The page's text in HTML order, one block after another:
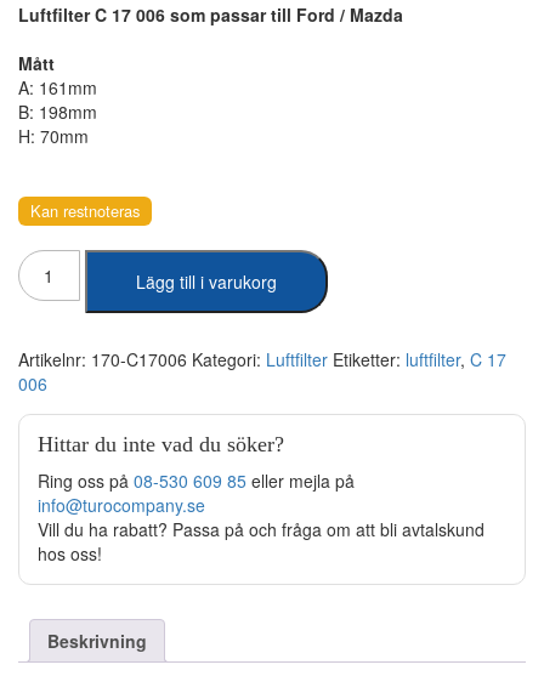
Luftfilter C 17 006 som passar till Ford / Mazda
Mått
A: 161mm
B: 198mm
H: 70mm
Kan restnoteras
Luftfilter
mängd
Lägg till i varukorg
Artikelnr: 170-C17006 Kategori: Luftfilter Etiketter: luftfilter, C 17
006
Hittar du inte vad du söker?
Ring oss på 08-530 609 85 eller mejla på
info@turocompany.se
Vill du ha rabatt? Passa på och fråga om att bli avtalskund
hos oss!
Beskrivning